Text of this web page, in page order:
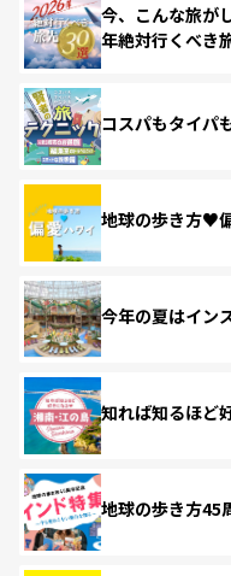
今、こんな旅が
年絶対行くべき
コスパもタイパ
地球の歩き方♥
今年の夏はイン
知れば知るほど
地球の歩き方45